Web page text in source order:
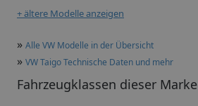
+ ältere Modelle anzeigen
» Alle VW Modelle in der Übersicht
» VW Taigo Technische Daten und mehr
Fahrzeugklassen dieser Marke